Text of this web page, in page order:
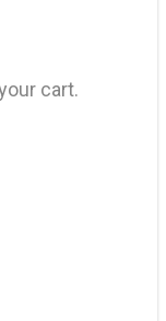
cart.